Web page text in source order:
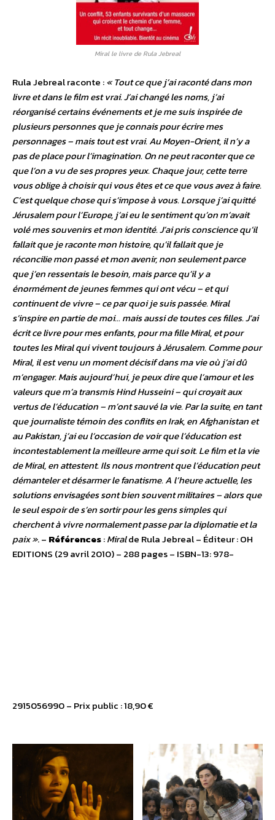
Miral le livre de Rula Jebreal
Rula Jebreal raconte :« Tout ce que j’ai raconté dans mon
livre et dans le film est vrai. J’ai changé les noms, j’ai
réorganisé certains événements et je me suis inspirée de
plusieurs personnes que je connais pour écrire mes
personnages – mais tout est vrai. Au Moyen-Orient, il n’y a
pas de place pour l’imagination. On ne peut raconter que ce
que l’on a vu de ses propres yeux. Chaque jour, cette terre
vous oblige à choisir qui vous êtes et ce que vous avez à faire.
C’est quelque chose qui s’impose à vous. Lorsque j’ai quitté
Jérusalem pour l’Europe, j’ai eu le sentiment qu’on m’avait
volé mes souvenirs et mon identité. J’ai pris conscience qu’il
fallait que je raconte mon histoire, qu’il fallait que je
réconcilie mon passé et mon avenir, non seulement parce
que j’en ressentais le besoin, mais parce qu’il y a
énormément de jeunes femmes qui ont vécu – et qui
continuent de vivre – ce par quoi je suis passée. Miral
s’inspire en partie de moi… mais aussi de toutes ces filles. J’ai
écrit ce livre pour mes enfants, pour ma fille Miral, et pour
toutes les Miral qui vivent toujours à Jérusalem. Comme pour
Miral, il est venu un moment décisif dans ma vie où j’ai dû
m’engager. Mais aujourd’hui, je peux dire que l’amour et les
valeurs que m’a transmis Hind Husseini – qui croyait aux
vertus de l’éducation – m’ont sauvé la vie. Par la suite, en tant
que journaliste témoin des conflits en Irak, en Afghanistan et
au Pakistan, j’ai eu l’occasion de voir que l’éducation est
incontestablement la meilleure arme qui soit. Le film et la vie
de Miral, en attestent. Ils nous montrent que l’éducation peut
démanteler et désarmer le fanatisme. A l’heure actuelle, les
solutions envisagées sont bien souvent militaires – alors que
le seul espoir de s’en sortir pour les gens simples qui
cherchent à vivre normalement passe par la diplomatie et la
paix ». – Références:Miralde Rula Jebreal – Éditeur : OH
EDITIONS (29 avril 2010) – 288 pages – ISBN-13: 978-
2915056990 – Prix public : 18,90 €